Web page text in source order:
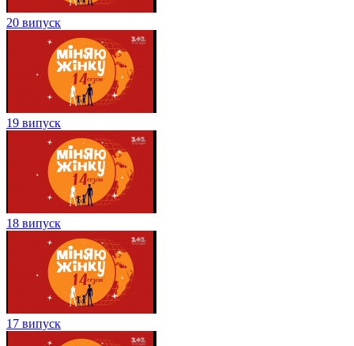
20 випуск
19 випуск
18 випуск
17 випуск